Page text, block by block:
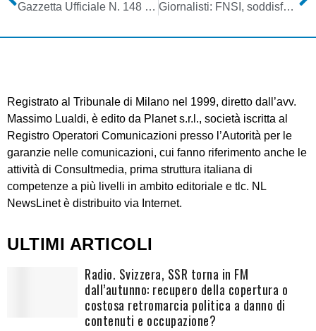
Gazzetta Ufficiale N. 148 del 28 Giugno 2007 – Agcom – Deliberazione 14 Giugno 2007 Giornalisti: FNSI, soddisfazione per lo sciopero
Registrato al Tribunale di Milano nel 1999, diretto dall’avv.
Massimo Lualdi, è edito da Planet s.r.l., società iscritta al
Registro Operatori Comunicazioni presso l’Autorità per le
garanzie nelle comunicazioni, cui fanno riferimento anche le
attività di Consultmedia, prima struttura italiana di
competenze a più livelli in ambito editoriale e tlc. NL
NewsLinet è distribuito via Internet.
ULTIMI ARTICOLI
Radio. Svizzera, SSR torna in FM
dall’autunno: recupero della copertura o
costosa retromarcia politica a danno di
contenuti e occupazione?